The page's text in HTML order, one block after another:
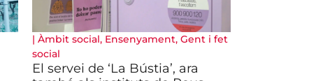
| Àmbit social, Ensenyament, Gent i fet
social
El servei de ‘La Bústia’, ara